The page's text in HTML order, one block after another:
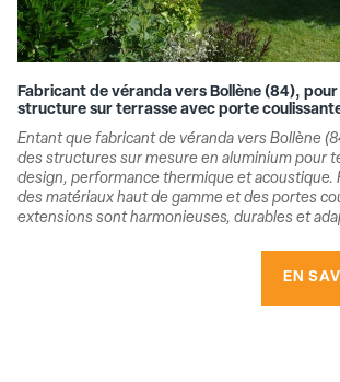
Fabricant de véranda vers Bollène (84),
structure sur terrasse avec porte
Entant que fabricant de véranda vers Bollène
des structures sur mesure en aluminium pour
design, performance thermique et acoustique.
des matériaux haut de gamme et des portes
extensions sont harmonieuses, durables et
EN